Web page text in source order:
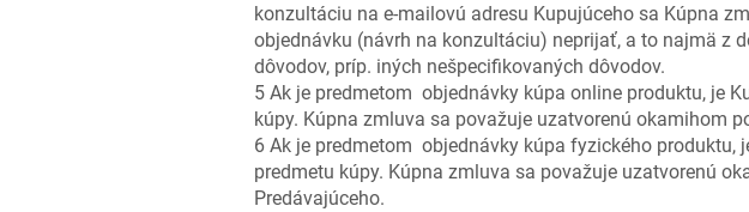
konzultáciu na e-mailovú adresu Kupujúceho sa Kúpna
objednávku (návrh na konzultáciu) neprijať, a to najmä z
dôvodov, príp. iných nešpecifikovaných dôvodov.
5 Ak je predmetom objednávky kúpa online produktu, je
kúpy. Kúpna zmluva sa považuje uzatvorenú okamihom
6 Ak je predmetom objednávky kúpa fyzického
predmetu kúpy. Kúpna zmluva sa považuje uzatvorenú
Predávajúceho.